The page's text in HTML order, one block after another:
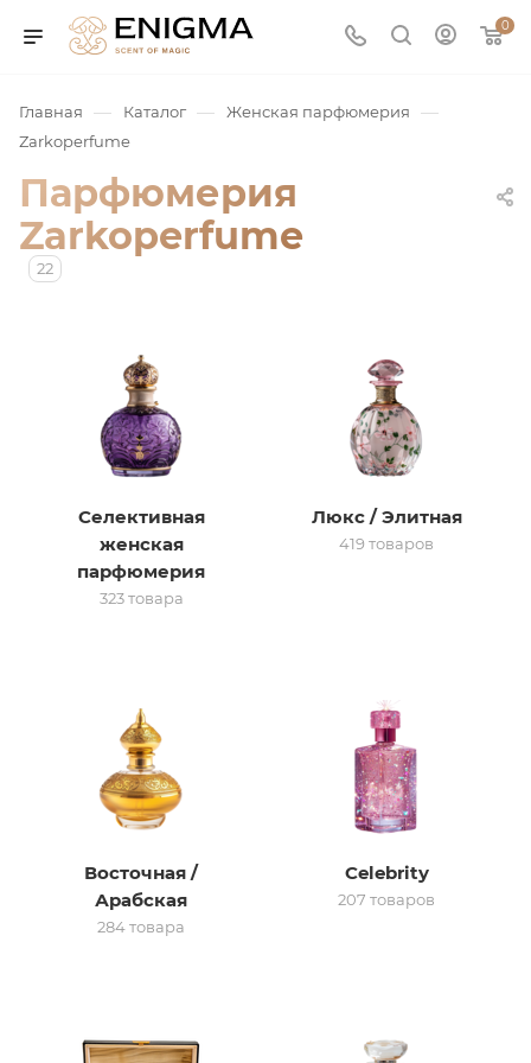
0
сертификат
Главная — Каталог — Женская парфюмерия —
Zarkoperfume
Парфюмерия
Zarkoperfume
22
Селективная
женская
парфюмерия
323 товара
Люкс / Элитная
419 товаров
Восточная /
Арабская
284 товара
Celebrity
207 товаров